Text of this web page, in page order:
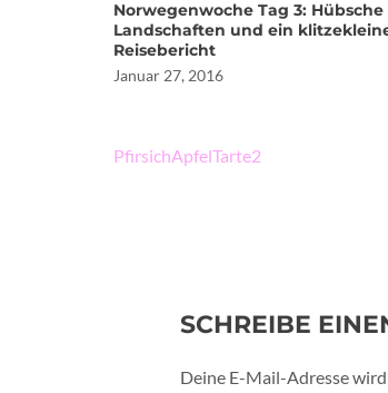
Norwegenwoche Tag 3: Hübsche
Landschaften und ein
Reisebericht
Januar 27, 2016
Beitragsnavigation
PfirsichApfelTarte2
SCHREIBE
Deine E-Mail-Adresse